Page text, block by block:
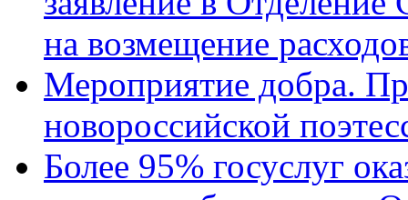
на возмещение
Мероприятие добра.
новороссийской
Более 95% госуслуг